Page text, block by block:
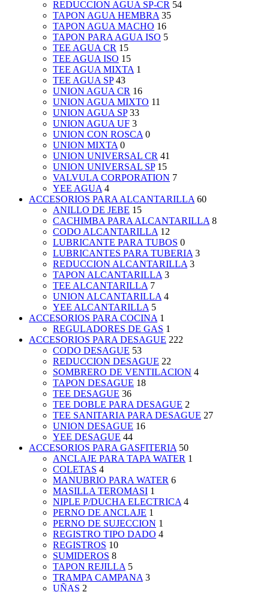
REDUCCION AGUA SP-CR 54
TAPON AGUA HEMBRA 35
TAPON AGUA MACHO 16
TAPON PARA AGUA ISO 5
TEE AGUA CR 15
TEE AGUA ISO 15
TEE AGUA MIXTA 1
TEE AGUA SP 43
UNION AGUA CR 16
UNION AGUA MIXTO 11
UNION AGUA SP 33
UNION AGUA UF 3
UNION CON ROSCA 0
UNION MIXTA 0
UNION UNIVERSAL CR 41
UNION UNIVERSAL SP 15
VALVULA CORPORATION 7
YEE AGUA 4
ACCESORIOS PARA ALCANTARILLA 60
ANILLO DE JEBE 15
CACHIMBA PARA ALCANTARILLA 8
CODO ALCANTARILLA 12
LUBRICANTE PARA TUBOS 0
LUBRICANTES PARA TUBERIA 3
REDUCCION ALCANTARILLA 3
TAPON ALCANTARILLA 3
TEE ALCANTARILLA 7
UNION ALCANTARILLA 4
YEE ALCANTARILLA 5
ACCESORIOS PARA COCINA 1
REGULADORES DE GAS 1
ACCESORIOS PARA DESAGUE 222
CODO DESAGUE 53
REDUCCION DESAGUE 22
SOMBRERO DE VENTILACION 4
TAPON DESAGUE 18
TEE DESAGUE 36
TEE DOBLE PARA DESAGUE 2
TEE SANITARIA PARA DESAGUE 27
UNION DESAGUE 16
YEE DESAGUE 44
ACCESORIOS PARA GASFITERIA 50
ANCLAJE PARA TAPA WATER 1
COLETAS 4
MANUBRIO PARA WATER 6
MASILLA TEROMASI 1
NIPLE P/DUCHA ELECTRICA 4
PERNO DE ANCLAJE 1
PERNO DE SUJECCION 1
REGISTRO TIPO DADO 4
REGISTROS 10
SUMIDEROS 8
TAPON REJILLA 5
TRAMPA CAMPANA 3
UÑAS 2